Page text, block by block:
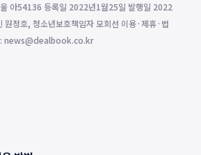
아54136 등록일 2022년1월25일 발행일 2022
원정호, 청소년보호책임자 모희선 이용·제휴·법
: news@dealbook.co.kr